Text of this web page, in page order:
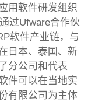
用软件研发组织
过Ufware合作伙
软件产业链，与
日本、泰国、新
分公司和代表
件可以在当地实
有限公司为主体